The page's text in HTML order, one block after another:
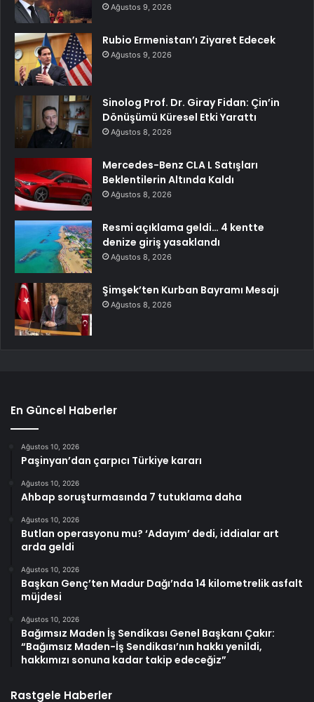
Ağustos 9, 2026
Rubio Ermenistan’ı Ziyaret Edecek
Ağustos 9, 2026
Sinolog Prof. Dr. Giray Fidan: Çin’in
Dönüşümü Küresel Etki Yarattı
Ağustos 8, 2026
Mercedes-Benz CLA L Satışları
Beklentilerin Altında Kaldı
Ağustos 8, 2026
Resmi açıklama geldi… 4 kentte
denize giriş yasaklandı
Ağustos 8, 2026
Şimşek’ten Kurban Bayramı Mesajı
Ağustos 8, 2026
En Güncel Haberler
Ağustos 10, 2026
Paşinyan’dan çarpıcı Türkiye kararı
Ağustos 10, 2026
Ahbap soruşturmasında 7 tutuklama daha
Ağustos 10, 2026
Butlan operasyonu mu? ‘Adayım’ dedi, iddialar art
arda geldi
Ağustos 10, 2026
Başkan Genç’ten Madur Dağı’nda 14 kilometrelik asfalt
müjdesi
Ağustos 10, 2026
Bağımsız Maden İş Sendikası Genel Başkanı Çakır:
“Bağımsız Maden-İş Sendikası’nın hakkı yenildi,
hakkımızı sonuna kadar takip edeceğiz”
Rastgele Haberler